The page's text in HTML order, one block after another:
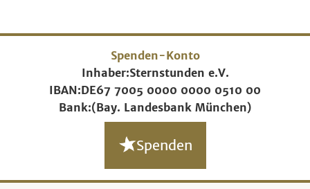
Spenden-Konto
Inhaber:Sternstunden e.V.
IBAN:DE67 7005 0000 0000 0510 00
Bank:(Bay. Landesbank München)
Spenden